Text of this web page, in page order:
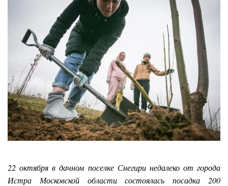
22 октября в дачном поселке Снегири недалеко от города
Истра Московской области состоялась посадка 200